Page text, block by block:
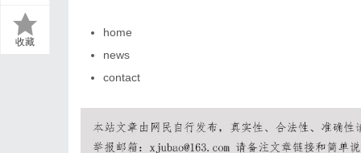
收藏
home
news
contact